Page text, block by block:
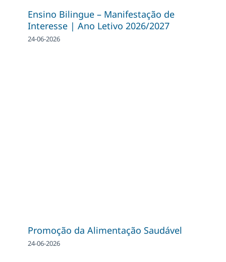
Ensino Bilingue – Manifestação de
Interesse | Ano Letivo 2026/2027
24-06-2026
Promoção da Alimentação Saudável
24-06-2026